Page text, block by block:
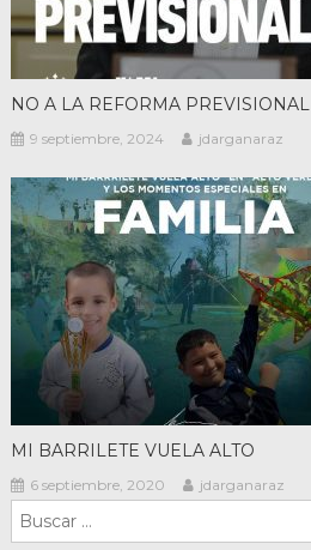
NO A LA REFORMA PREVISIONAL
9 septiembre, 2024 jdarganaraz
MI BARRILETE VUELA ALTO
6 septiembre, 2020 jdarganaraz